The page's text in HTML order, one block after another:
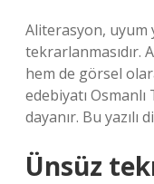
Aliterasyon,
tekrarlanmasıdır.
hem de görsel
edebiyatı Osmanlı
dayanır. Bu yazılı
Ünsüz